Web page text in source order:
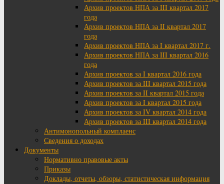
Архив проектов НПА за III квартал 2017
года
Архив проектов НПА за II квартал 2017
года
Архив проектов НПА за I квартал 2017 г.
Архив проектов НПА за III квартал 2016
года
Архив проектов за I квартал 2016 года
Архив проектов за III квартал 2015 года
Архив проектов за II квартал 2015 года
Архив проектов за I квартал 2015 года
Архив проектов за IV квартал 2014 года
Архив проектов за III квартал 2014 года
Антимонопольный комплаенс
Сведения о доходах
Документы
Нормативно правовые акты
Приказы
Доклады, отчеты, обзоры, статистическая информация